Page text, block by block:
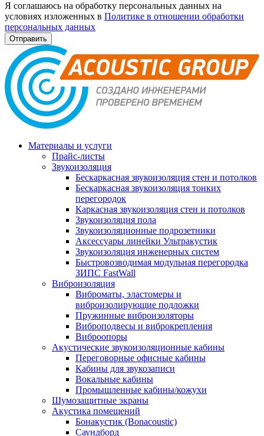
Я соглашаюсь на обработку персональных данных на
условиях изложенных в Политике в отношении обработки
персональных данных
Материалы и услуги
Прайс-листы
Звукоизоляция
Бескаркасная звукоизоляция стен и потолков
Бескаркасная звукоизоляция тонких
перегородок
Каркасная звукоизоляция стен и потолков
Звукоизоляция пола
Звукоизоляционные подрозетники
Аксессуары линейки Ультракустик
Звукоизоляция инженерных систем
Быстровозводимая модульная перегородка
ЗИПС FastWall
Виброизоляция
Виброматы, эластомеры и
виброизолирующие подложки
Пружинные виброизоляторы
Виброподвесы и виброкрепления
Виброопоры
Акустические звукоизоляционные кабины
Переговорные офисные кабины
Кабины для звукозаписи
Вокальные кабины
Промышленные кабины/кожухи
Шумозащитные экраны
Акустика помещений
Бонакустик (Bonacoustic)
Саундборд